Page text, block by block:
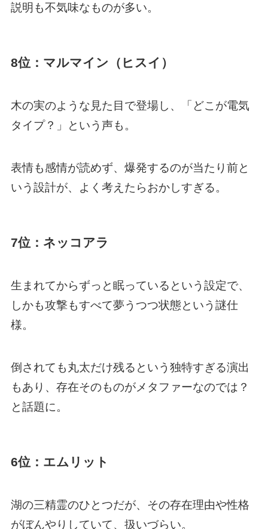
説明も不気味なものが多い。
8位：マルマイン（ヒスイ）
木の実のような見た目で登場し、「どこが電気
タイプ？」という声も。
表情も感情が読めず、爆発するのが当たり前と
いう設計が、よく考えたらおかしすぎる。
7位：ネッコアラ
生まれてからずっと眠っているという設定で、
しかも攻撃もすべて夢うつつ状態という謎仕
様。
倒されても丸太だけ残るという独特すぎる演出
もあり、存在そのものがメタファーなのでは？
と話題に。
6位：エムリット
湖の三精霊のひとつだが、その存在理由や性格
がぼんやりしていて、扱いづらい。